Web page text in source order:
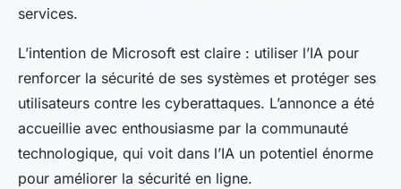
services.
L’intention de Microsoft est claire : utiliser l’IA pour
renforcer la sécurité de ses systèmes et protéger ses
utilisateurs contre les cyberattaques. L’annonce a été
accueillie avec enthousiasme par la communauté
technologique, qui voit dans l’IA un potentiel énorme
pour améliorer la sécurité en ligne.